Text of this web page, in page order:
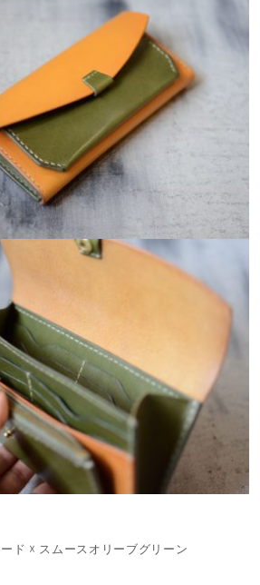
ド ☓ スムースオリーブグリーン